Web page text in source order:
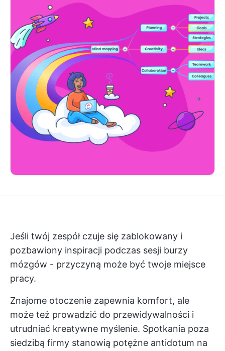
Jeśli twój zespół czuje się zablokowany i
pozbawiony inspiracji podczas sesji burzy
mózgów - przyczyną może być twoje miejsce
pracy.
Znajome otoczenie zapewnia komfort, ale
może też prowadzić do przewidywalności i
utrudniać kreatywne myślenie. Spotkania poza
siedzibą firmy stanowią potężne antidotum na